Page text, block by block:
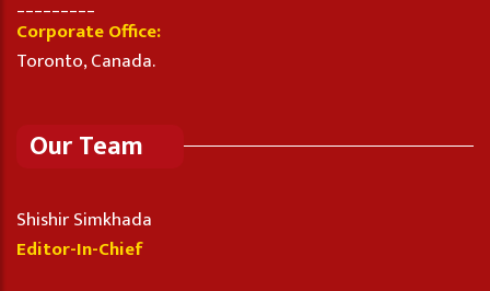
Corporate Office:
Toronto, Canada.
Our Team
Shishir Simkhada
Editor-In-Chief